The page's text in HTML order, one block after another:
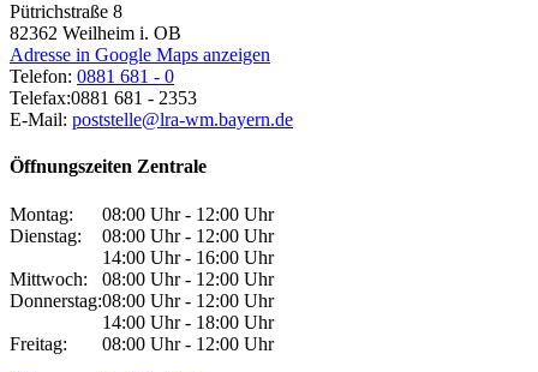
Pütrichstraße 8
82362 Weilheim i. OB
Adresse in Google Maps anzeigen
Telefon: 0881 681 - 0
Telefax:0881 681 - 2353
E-Mail: poststelle@lra-wm.bayern.de
Öffnungszeiten Zentrale
Montag:
08:00 Uhr - 12:00 Uhr
Dienstag:
08:00 Uhr - 12:00 Uhr
14:00 Uhr - 16:00 Uhr
Mittwoch:
08:00 Uhr - 12:00 Uhr
Donnerstag:08:00 Uhr - 12:00 Uhr
14:00 Uhr - 18:00 Uhr
Freitag:
08:00 Uhr - 12:00 Uhr